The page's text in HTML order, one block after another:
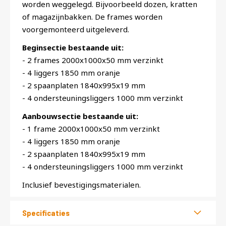
worden weggelegd. Bijvoorbeeld dozen, kratten
of magazijnbakken. De frames worden
voorgemonteerd uitgeleverd.
Beginsectie bestaande uit:
- 2 frames 2000x1000x50 mm verzinkt
- 4 liggers 1850 mm oranje
- 2 spaanplaten 1840x995x19 mm
- 4 ondersteuningsliggers 1000 mm verzinkt
Aanbouwsectie bestaande uit:
- 1 frame 2000x1000x50 mm verzinkt
- 4 liggers 1850 mm oranje
- 2 spaanplaten 1840x995x19 mm
- 4 ondersteuningsliggers 1000 mm verzinkt
Inclusief bevestigingsmaterialen.
Specificaties